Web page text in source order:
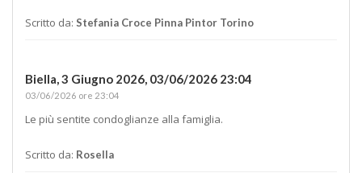
Scritto da: Stefania Croce Pinna Pintor Torino
Biella, 3 Giugno 2026, 03/06/2026 23:04
03/06/2026 ore 23:04
Le più sentite condoglianze alla famiglia.
Scritto da: Rosella